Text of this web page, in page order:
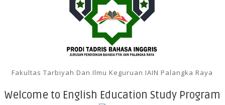
Fakultas Tarbiyah Dan Ilmu Keguruan IAIN Palangka Raya
Welcome to English Education Study Program